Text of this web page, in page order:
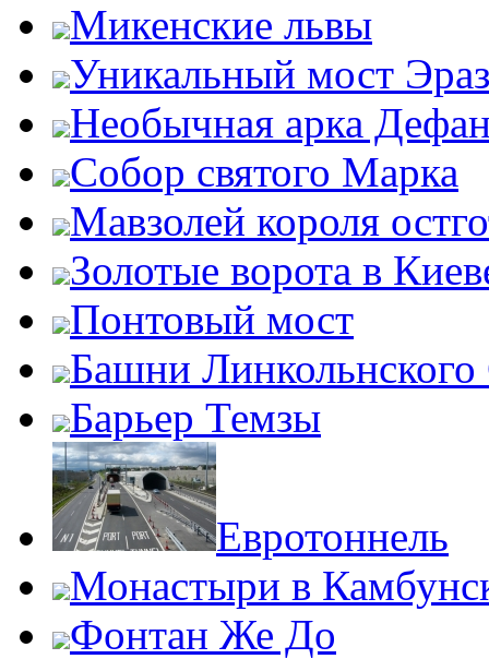
Микенские львы
Уникальный мост
Необычная арка
Собор святого Марка
Мавзолей короля
Золотые ворота в
Понтовый мост
Башни
Барьер Темзы
Евротоннель
Монастыри в
Фонтан Же До